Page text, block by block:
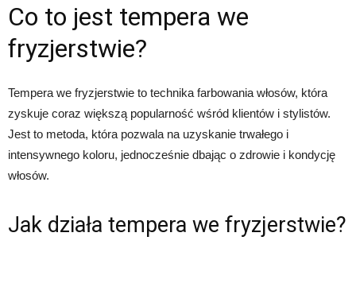
Co to jest tempera we
fryzjerstwie?
Tempera we fryzjerstwie to technika farbowania włosów, która
zyskuje coraz większą popularność wśród klientów i stylistów.
Jest to metoda, która pozwala na uzyskanie trwałego i
intensywnego koloru, jednocześnie dbając o zdrowie i kondycję
włosów.
Jak działa tempera we fryzjerstwie?